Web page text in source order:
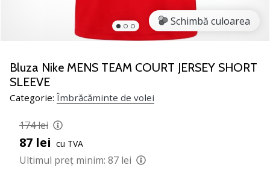
de
Crăciun
pentru
de
volei
Lăsați-
Schimbă culoarea
Bluza Nike MENS TEAM COURT JERSEY SHORT
SLEEVE
Categorie: Îmbrăcăminte de volei
174 lei
87 lei cu TVA
Ultimul preț minim: 87 lei